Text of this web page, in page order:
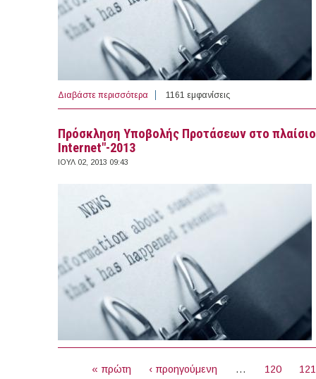
Διαβάστε περισσότερα για Πρόσκληση Υποβολής Προτάσεων στο
1161 εμφανίσεις
Πρόσκληση Υποβολής Προτάσεων στο
Internet"-2013
ΙΟΥΛ 02, 2013 09:43
« πρώτη ‹ προηγούμενη … 120 121